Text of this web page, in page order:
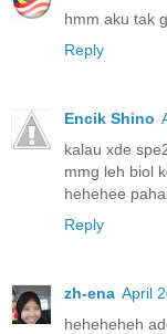
hmm aku tak
Reply
Encik Shino
kalau xde
mmg leh biol
hehehee
Reply
zh-ena April
heheheheh